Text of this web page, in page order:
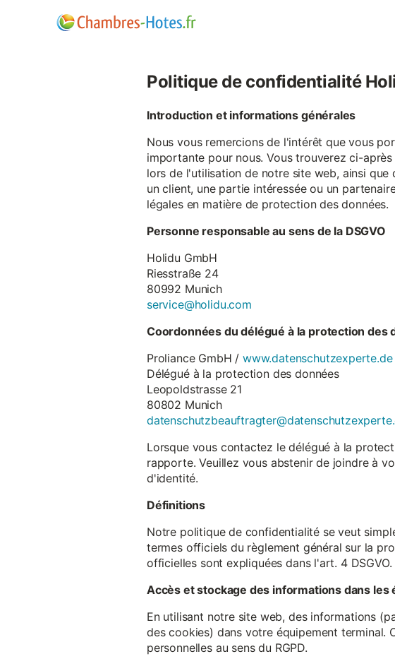
Politique de confidentialité
Introduction et informations générales
Nous vous remercions de l'intérêt que vous
importante pour nous. Vous trouverez ci-
lors de l'utilisation de notre site web, ainsi
un client, une partie intéressée ou un
légales en matière de protection des données.
Personne responsable au sens de la DSGVO
Holidu GmbH
Riesstraße 24
80992 Munich
service@holidu.com
Coordonnées du délégué à la protection des
Proliance GmbH /www.datenschutzexperte.de
Délégué à la protection des données
Leopoldstrasse 21
80802 Munich
Lorsque vous contactez le délégué à la
rapporte. Veuillez vous abstenir de joindre à
d'identité.
Définitions
Notre politique de confidentialité se veut
termes officiels du règlement général sur la
officielles sont expliquées dans l'art. 4 DSGVO.
Accès et stockage des informations dans
En utilisant notre site web, des informations
des cookies) dans votre équipement terminal.
personnelles au sens du RGPD.